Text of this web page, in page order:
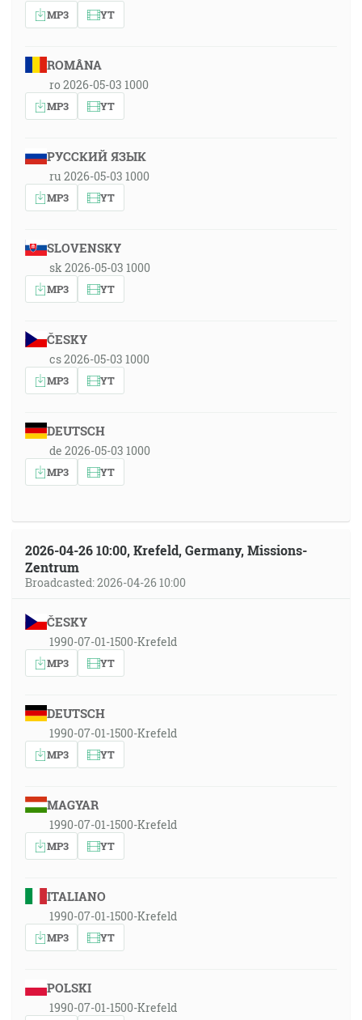
MP3 YT
ROMÂNA
ro 2026-05-03 1000
MP3 YT
РУССКИЙ ЯЗЫК
ru 2026-05-03 1000
MP3 YT
SLOVENSKY
sk 2026-05-03 1000
MP3 YT
ČESKY
cs 2026-05-03 1000
MP3 YT
DEUTSCH
de 2026-05-03 1000
MP3 YT
2026-04-26 10:00, Krefeld, Germany, Missions-
Zentrum
Broadcasted: 2026-04-26 10:00
ČESKY
1990-07-01-1500-Krefeld
MP3 YT
DEUTSCH
1990-07-01-1500-Krefeld
MP3 YT
MAGYAR
1990-07-01-1500-Krefeld
MP3 YT
ITALIANO
1990-07-01-1500-Krefeld
MP3 YT
POLSKI
1990-07-01-1500-Krefeld